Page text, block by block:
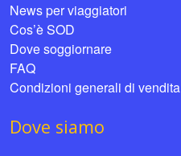
News per viaggiatori
Cos’è SOD
Dove soggiornare
FAQ
Condizioni generali di vendita
Dove siamo